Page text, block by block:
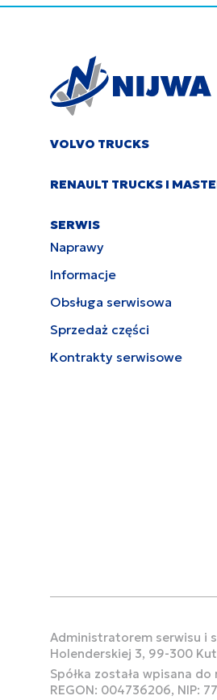
VOLVO TRUCKS
RENAULT TRUCKS I
SERWIS
Naprawy
Informacje
Obsługa serwisowa
Sprzedaż części
Kontrakty serwisowe
Administratorem serwisu i
Holenderskiej 3, 99-300
Spółka została wpisana
REGON: 004736206, NIP: